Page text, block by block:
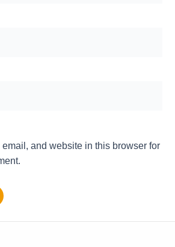
email, and website in this browser for